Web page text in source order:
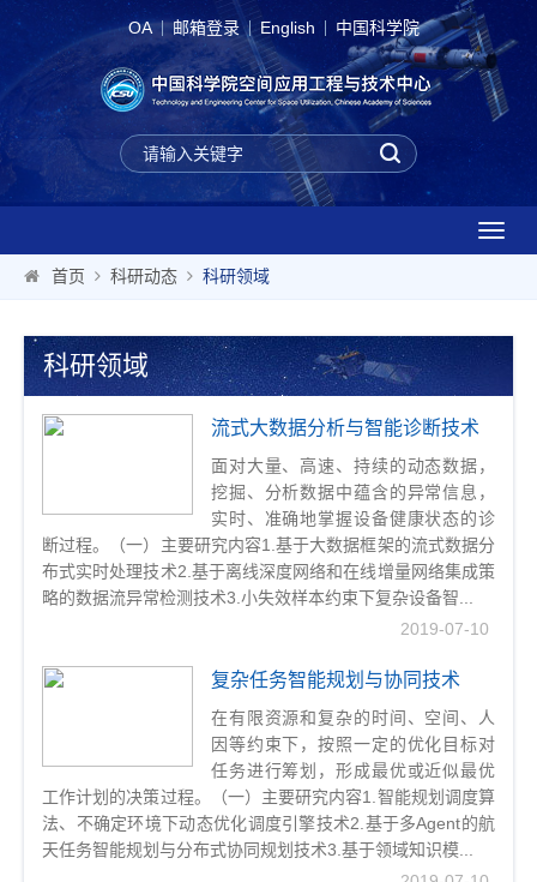
OA 邮箱登录 English 中国科学院
T
o
l
e
n
a
t
i
首页 科研动态 科研领域
科研领域
流式大数据分析与智能诊断技术
面对大量、高速、持续的动态数据，
挖掘、分析数据中蕴含的异常信息，
实时、准确地掌握设备健康状态的诊
断过程。（一）主要研究内容1.基于大数据框架的流式数据分
布式实时处理技术2.基于离线深度网络和在线增量网络集成策
略的数据流异常检测技术3.小失效样本约束下复杂设备智...
2019-07-10
复杂任务智能规划与协同技术
在有限资源和复杂的时间、空间、人
因等约束下，按照一定的优化目标对
任务进行筹划，形成最优或近似最优
工作计划的决策过程。（一）主要研究内容1.智能规划调度算
法、不确定环境下动态优化调度引擎技术2.基于多Agent的航
天任务智能规划与分布式协同规划技术3.基于领域知识模...